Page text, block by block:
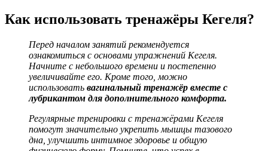
Как использовать тренажёры Кегеля?
Перед началом занятий рекомендуется
ознакомиться с основами упражнений Кегеля.
Начните с небольшого времени и постепенно
увеличивайте его. Кроме того, можно
использовать вагинальный тренажёр вместе с
лубрикантом для дополнительного комфорта.
Регулярные тренировки с тренажёрами Кегеля
помогут значительно укрепить мышцы тазового
дна, улучшить интимное здоровье и общую